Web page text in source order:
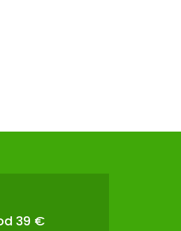
39 €